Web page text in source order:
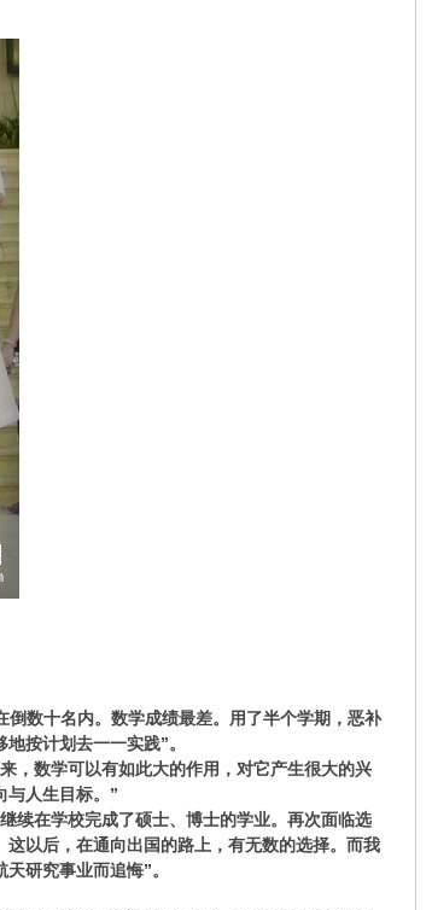
数十名内。数学成绩最差。用了半个学期，恶补
按计划去一一实践”。
，数学可以有如此大的作用，对它产生很大的兴
与人生目标。”
续在学校完成了硕士、博士的学业。再次面临选
以后，在通向出国的路上，有无数的选择。而我
研究事业而追悔”。